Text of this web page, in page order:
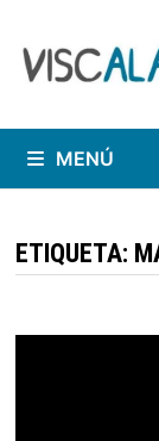
contenido
MENÚ
ETIQUETA: